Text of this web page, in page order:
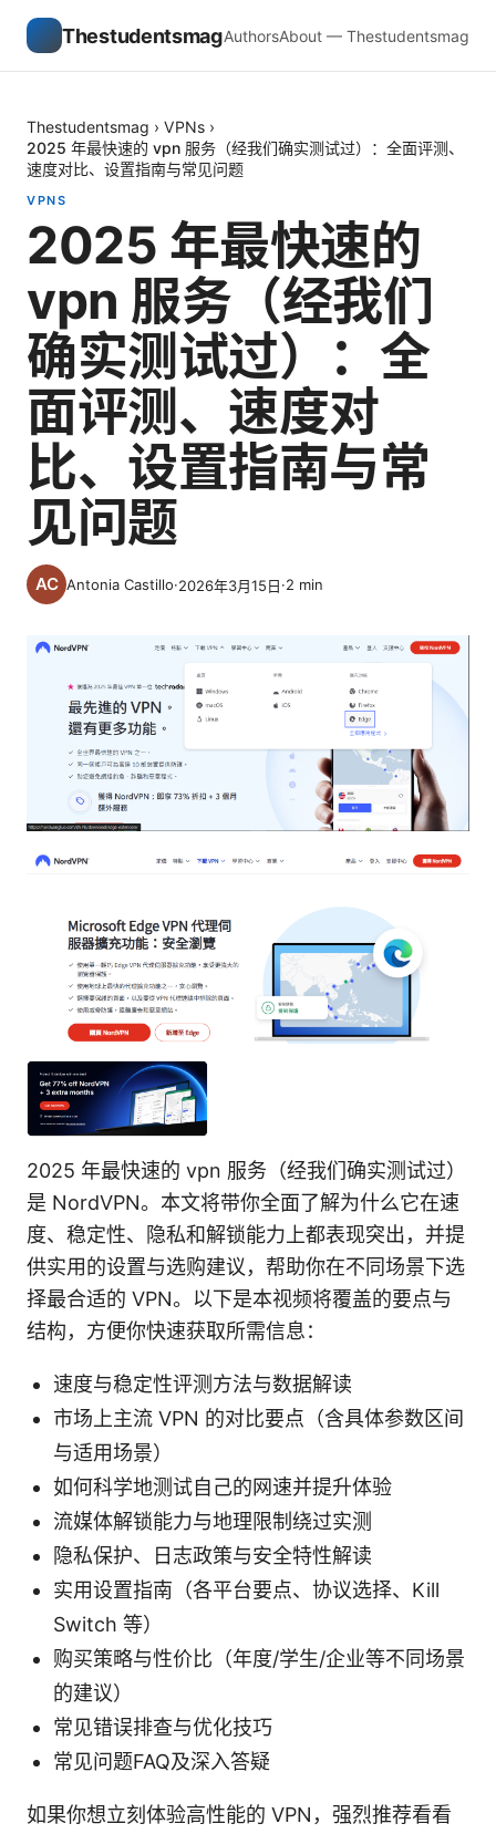
ThestudentsmagAuthorsAbout — Thestudentsmag
Thestudentsmag › VPNs ›
2025 年最快速的 vpn 服务（经我们确实测试过）：全面评测、
速度对比、设置指南与常见问题
VPNS
2025 年最快速的
vpn 服务（经我们
确实测试过）：全
面评测、速度对
比、设置指南与常
见问题
Antonia Castillo·2026年3月15日·2 min
2025 年最快速的 vpn 服务（经我们确实测试过）
是 NordVPN。本文将带你全面了解为什么它在速
度、稳定性、隐私和解锁能力上都表现突出，并提
供实用的设置与选购建议，帮助你在不同场景下选
择最合适的 VPN。以下是本视频将覆盖的要点与
结构，方便你快速获取所需信息：
速度与稳定性评测方法与数据解读
市场上主流 VPN 的对比要点（含具体参数区间
与适用场景）
如何科学地测试自己的网速并提升体验
流媒体解锁能力与地理限制绕过实测
隐私保护、日志政策与安全特性解读
实用设置指南（各平台要点、协议选择、Kill
Switch 等）
购买策略与性价比（年度/学生/企业等不同场景
的建议）
常见错误排查与优化技巧
常见问题FAQ及深入答疑
如果你想立刻体验高性能的 VPN，强烈推荐看看